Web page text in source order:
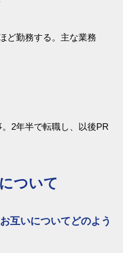
ど勤務する。主な業務
2年半で転職し、以後PR
ついて
互いについてどのよう